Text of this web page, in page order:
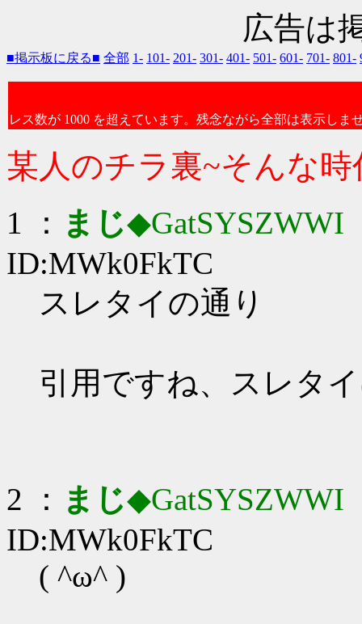
広告は
■掲示板に戻る■ 全部 1- 101- 201- 301- 401- 501- 601- 701- 801-
レス数が 1000 を超えています。残念ながら全部は表示しま
某人のチラ裏~そんな時
1 ： まじ◆GatSYSZWWI
ID:MWk0FkTC
スレタイの通り
引用ですね、スレタ
2 ： まじ◆GatSYSZWWI
ID:MWk0FkTC
( ^ω^ )